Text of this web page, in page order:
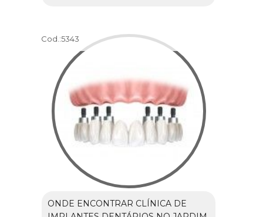
Cod.:5343
ONDE ENCONTRAR CLÍNICA DE